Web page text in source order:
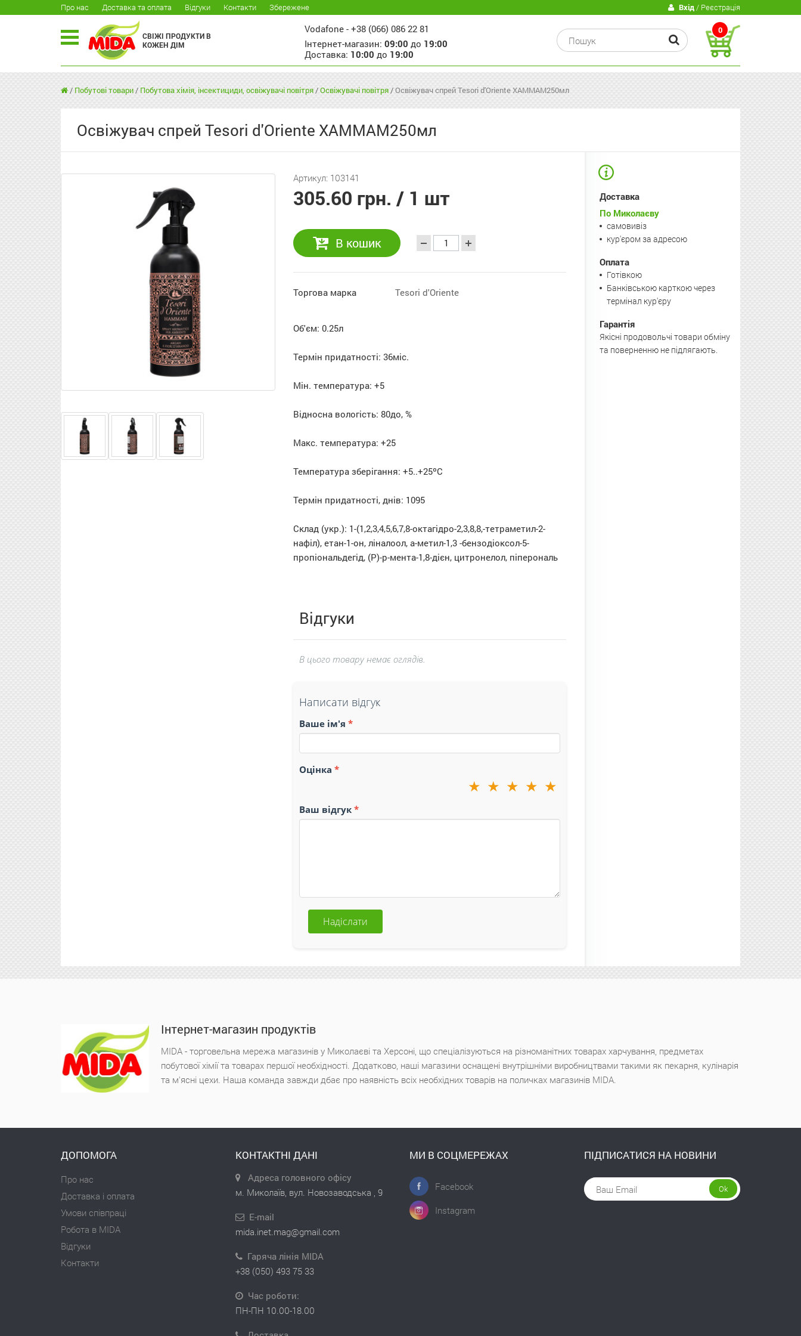
Про нас Доставка та оплата Відгуки Контакти Збережене Вхід/ Реєстрація
СВІЖІ ПРОДУКТИ В
КОЖЕН ДІМ
Vodafone - +38 (066) 086 22 81
Інтернет-магазин: 09:00 до 19:00
Доставка: 10:00 до 19:00
0
/ Побутові товари/ Побутова хімія, інсектициди, освіжувачі повітря/Освіжувачі повітря/Освіжувач спрей Tesori d'Oriente ХАММАМ250мл
Освіжувач спрей Tesori d'Oriente ХАММАМ250мл
Артикул: 103141
305.60 грн. / 1 шт
В кошик
Торгова марка Tesori d'Oriente
Об'єм: 0.25л
Термін придатності: 36міс.
Мін. температура: +5
Відносна вологість: 80до, %
Макс. температура: +25
Температура зберігання: +5..+25ºC
Термін придатності, днів: 1095
Склад (укр.): 1-(1,2,3,4,5,6,7,8-октагідро-2,3,8,8,-тетраметил-2-
нафіл), етан-1-он, ліналоол, а-метил-1,3 -бензодіоксол-5-
пропіональдегід, (Р)-p-мента-1,8-дієн, цитронелол, піперональ
Відгуки
В цього товару немає оглядів.
Написати відгук
Ваше ім'я
Оцінка
★
★
★
★
★
Ваш відгук
Надіслати
Доставка
По Миколаєву
самовивіз
кур'єром за адресою
Оплата
Готівкою
Банківською карткою через
термінал кур'єру
Гарантія
Якісні продовольчі товари обміну
та поверненню не підлягають.
Інтернет-магазин продуктів
MIDA - торговельна мережа магазинів у Миколаєві та Херсоні, що спеціалізуються на різноманітних товарах харчування, предметах
побутової хімії та товарах першої необхідності. Додатково, наші магазини оснащені внутрішніми виробництвами такими як пекарня, кулінарія
та м'ясні цехи. Наша команда завжди дбає про наявність всіх необхідних товарів на поличках магазинів MIDA.
ДОПОМОГА
Про нас
Доставка і оплата
Умови співпраці
Робота в MIDA
Відгуки
Контакти
КОНТАКТНІ ДАНІ
Адреса головного офісу
м. Миколаїв, вул. Новозаводська , 9
E-mail
mida.inet.mag@gmail.com
Гаряча лінія MIDA
+38 (050) 493 75 33
Час роботи:
ПН-ПН 10.00-18.00
МИ В СОЦМЕРЕЖАХ
Facebook
Instagram
ПІДПИСАТИСЯ НА НОВИНИ
Ok